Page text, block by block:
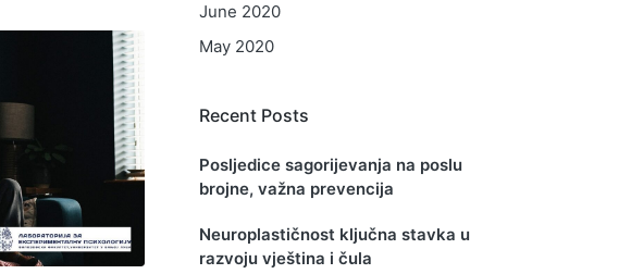
June 2020
May 2020
Recent Posts
Posljedice sagorijevanja na poslu
brojne, važna prevencija
Neuroplastičnost ključna stavka u
razvoju vještina i čula